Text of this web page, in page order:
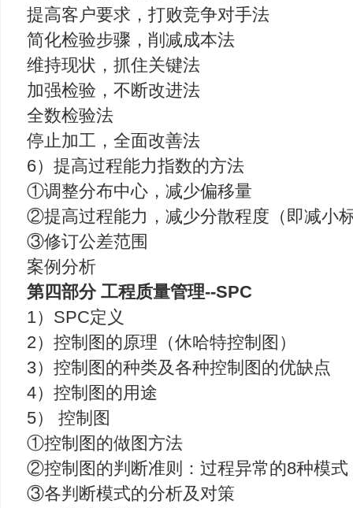
提高客户要求，打败竞争对手法
简化检验步骤，削减成本法
维持现状，抓住关键法
加强检验，不断改进法
全数检验法
停止加工，全面改善法
6）提高过程能力指数的方法
①调整分布中心，减少偏移量
②提高过程能力，减少分散程度（即减小
③修订公差范围
案例分析
第四部分 工程质量管理--SPC
1）SPC定义
2）控制图的原理（休哈特控制图）
3）控制图的种类及各种控制图的优缺点
4）控制图的用途
5） 控制图
①控制图的做图方法
②控制图的判断准则：过程异常的8种模式
③各判断模式的分析及对策